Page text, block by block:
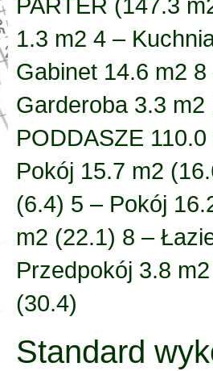
1.3 m2 4 –
Gabinet 14.6 m2
Garderoba 3.3
PODDASZE
Pokój 15.7 m2
(6.4) 5 – Pokój
m2 (22.1) 8 –
Przedpokój 3.8
(30.4)
Standard